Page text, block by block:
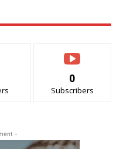
0
Subscribers
-